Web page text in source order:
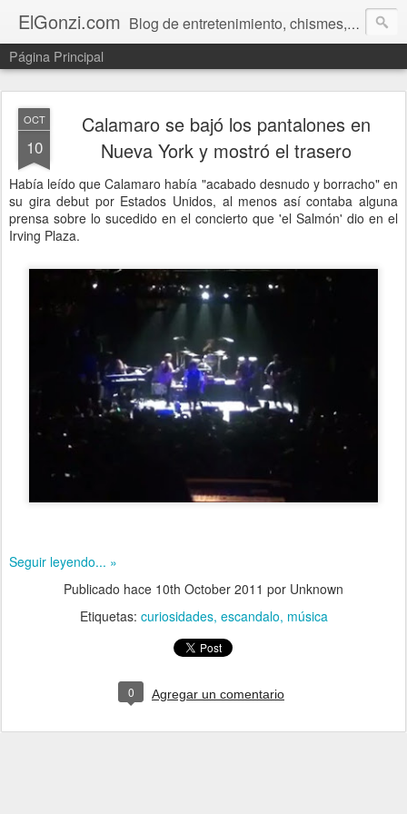
ElGonzi.com Blog de entretenimiento, chismes, humor, farándula, curiosidades, ovnis, noticias calientes, fotos, videos, paranormal y ¡más!
Página Principal
OCT
10
Calamaro se bajó los pantalones en
Nueva York y mostró el trasero
Había leído que Calamaro había "acabado desnudo y borracho" en
su gira debut por Estados Unidos, al menos así contaba alguna
prensa sobre lo sucedido en el concierto que 'el Salmón' dio en el
Irving Plaza.
Seguir leyendo... »
Publicado hace 10th October 2011 por Unknown
Etiquetas: curiosidades escandalo música
0 Agregar un comentario